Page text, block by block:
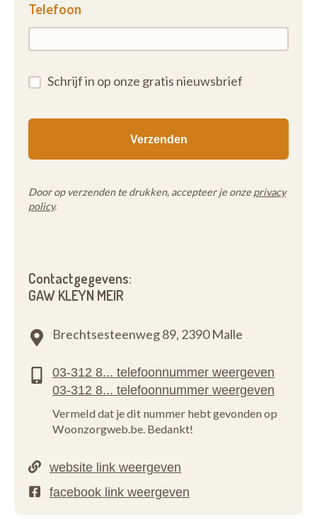
Telefoon
Schrijf in op onze gratis nieuwsbrief
Door op verzenden te drukken, accepteer je onze privacy
policy.
Contactgegevens:
GAW KLEYN MEIR
Brechtsesteenweg 89, 2390 Malle
Vermeld dat je dit nummer hebt gevonden op
Woonzorgweb.be. Bedankt!